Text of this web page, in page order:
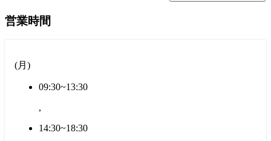
営業時間
(月 )
09:30~13:30
,
14:30~18:30